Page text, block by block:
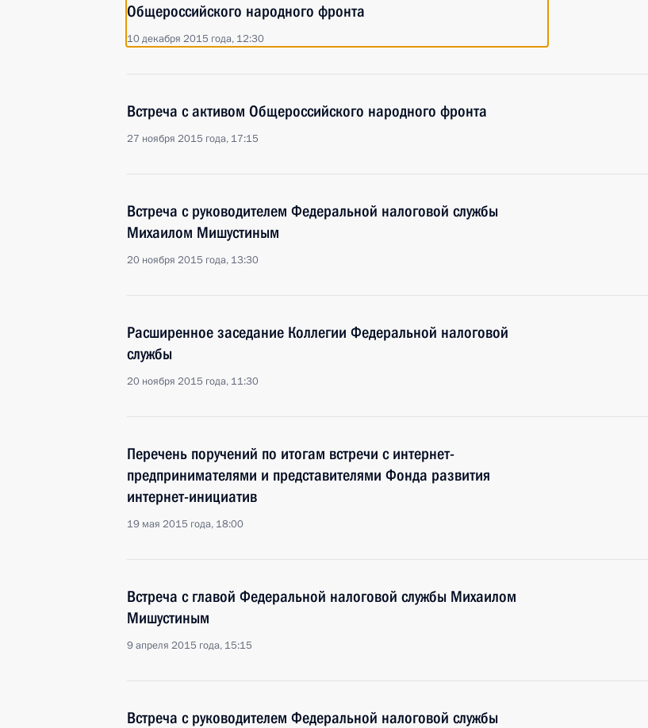
Общероссийского народного фронта
10 декабря 2015 года, 12:30
Встреча с активом Общероссийского народного фронта
27 ноября 2015 года, 17:15
Встреча с руководителем Федеральной налоговой службы
Михаилом Мишустиным
20 ноября 2015 года, 13:30
Расширенное заседание Коллегии Федеральной налоговой
службы
20 ноября 2015 года, 11:30
Перечень поручений по итогам встречи с интернет-
предпринимателями и представителями Фонда развития
интернет-инициатив
19 мая 2015 года, 18:00
Встреча с главой Федеральной налоговой службы Михаилом
Мишустиным
9 апреля 2015 года, 15:15
Встреча с руководителем Федеральной налоговой службы